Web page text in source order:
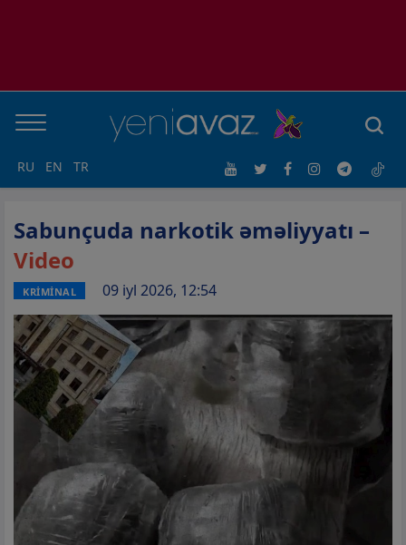
RU EN TR
Sabunçuda narkotik əməliyyatı –
Video
KRİMİNAL 09 iyl 2026, 12:54